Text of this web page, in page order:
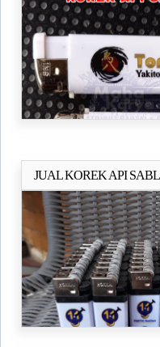
JUAL KOREK API